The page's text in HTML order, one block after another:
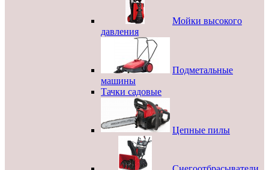
Мойки высокого
давления
Подметальные
машины
Тачки садовые
Цепные пилы